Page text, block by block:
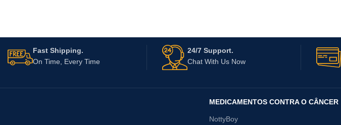
Fast Shipping.
On Time, Every Time
24/7 Support.
Chat With Us Now
MEDICAMENTOS CONTRA O CÂNCER
NottyBoy